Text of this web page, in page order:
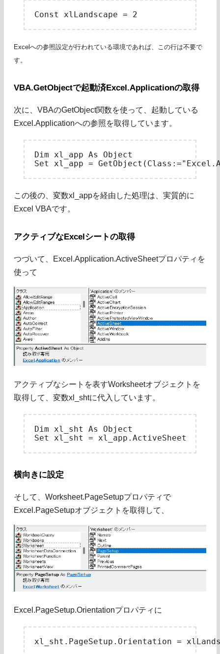
Excelへの参照設定が行われている環境であれば、この行は不要で
す。
VBA.GetObjectで起動済Excel.Applicationの取得
次に、VBAのGetObject関数を使って、起動している
Excel.Applicationへの参照を取得しています。
Dim xl_app As Object
この後の、変数xl_appを経由した処理は、実質的に
Excel VBAです。
アクティブなExcelシートの取得
つづいて、Excel.Application.ActiveSheetプロパティを
使って
アクティブなシートを表すWorksheetオブジェクトを
取得して、変数xl_shtに代入しています。
Dim xl_sht As Object
横向きに設定
そして、Worksheet.PageSetupプロパティで
Excel.PageSetupオブジェクトを取得して、
Excel.PageSetup.Orientationプロパティに